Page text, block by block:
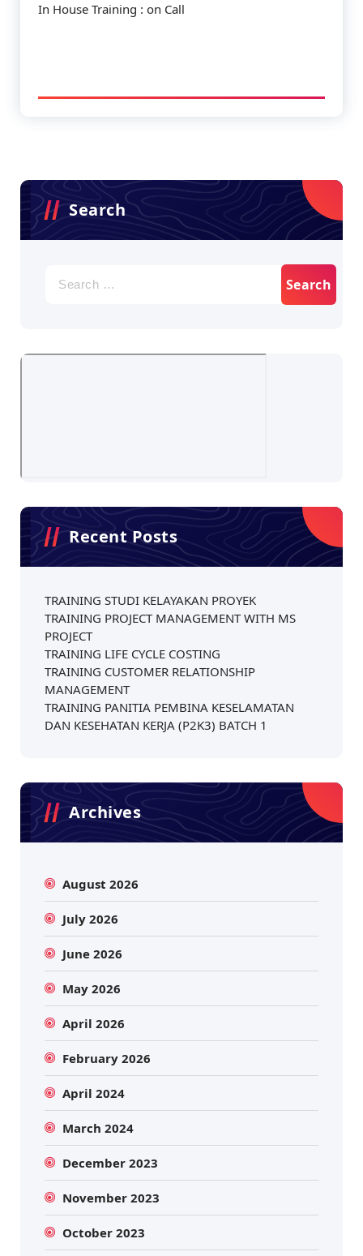
In House Training : on Call
Search
for:
Recent Posts
TRAINING STUDI KELAYAKAN PROYEK
TRAINING PROJECT MANAGEMENT WITH MS
PROJECT
TRAINING LIFE CYCLE COSTING
TRAINING CUSTOMER RELATIONSHIP
MANAGEMENT
TRAINING PANITIA PEMBINA KESELAMATAN
DAN KESEHATAN KERJA (P2K3) BATCH 1
Archives
August 2026
July 2026
June 2026
May 2026
April 2026
February 2026
April 2024
March 2024
December 2023
November 2023
October 2023